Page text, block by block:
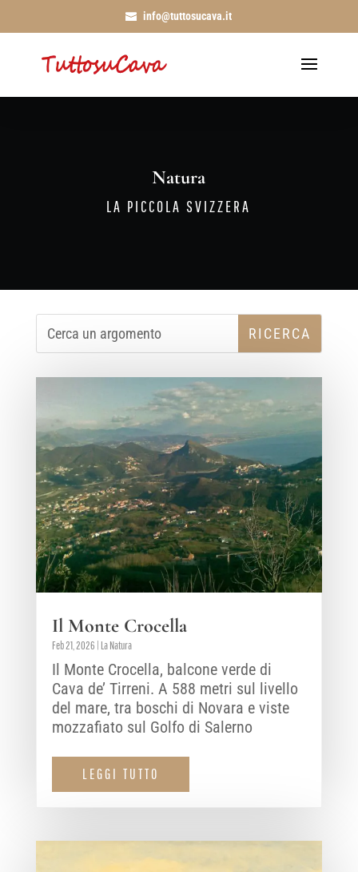
info@tuttosucava.it
Natura
LA PICCOLA SVIZZERA
Il Monte Crocella
Feb 21, 2026 La Natura
Il Monte Crocella, balcone verde di
Cava de’ Tirreni. A 588 metri sul livello
del mare, tra boschi di Novara e viste
mozzafiato sul Golfo di Salerno
LEGGI TUTTO